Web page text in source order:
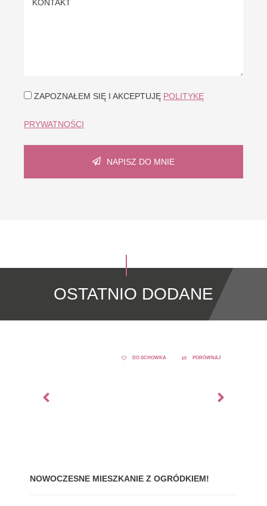
ZAPOZNAŁEM SIĘ I AKCEPTUJĘ POLITYKĘ
PRYWATNOŚCI
NAPISZ DO MNIE
OSTATNIO DODANE
DO SCHOWKA PORÓWNAJ
NOWOCZESNE MIESZKANIE Z OGRÓDKIEM!